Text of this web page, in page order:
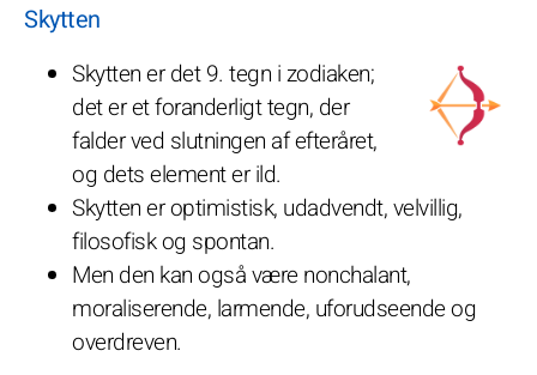
Skytten
Skytten er det 9. tegn i zodiaken;
det er et foranderligt tegn, der
falder ved slutningen af efteråret,
og dets element er ild.
Skytten er optimistisk, udadvendt, velvillig,
filosofisk og spontan.
Men den kan også være nonchalant,
moraliserende, larmende, uforudseende og
overdreven.